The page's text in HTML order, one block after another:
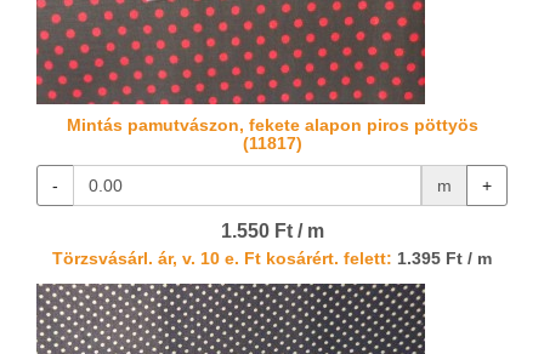
Mintás pamutvászon, fekete alapon piros pöttyös
(11817)
- m +
1.550 Ft / m
Törzsvásárl. ár, v. 10 e. Ft kosárért. felett: 1.395 Ft / m